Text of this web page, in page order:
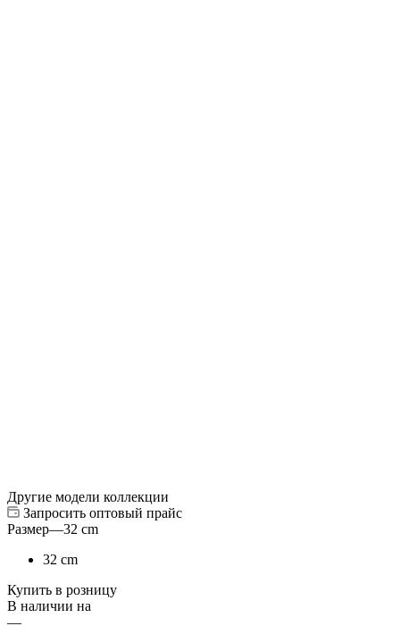
Другие модели коллекции
Запросить оптовый прайс
Размер—32 cm
32 cm
Купить в розницу
В наличии на
—